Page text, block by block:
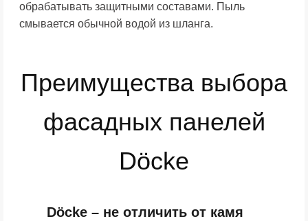
обрабатывать защитными составами. Пыль
смывается обычной водой из шланга.
Преимущества выбора
фасадных панелей
Döcke
Döcke – не отличить от камя